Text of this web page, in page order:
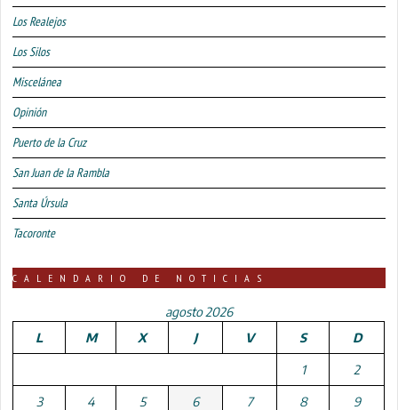
Los Realejos
Los Silos
Miscelánea
Opinión
Puerto de la Cruz
San Juan de la Rambla
Santa Úrsula
Tacoronte
CALENDARIO DE NOTICIAS
agosto 2026
L
M X J V S D
1 2
3 4 5 6 7 8 9